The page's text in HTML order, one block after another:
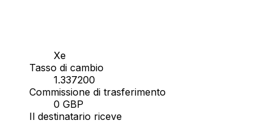
Xe
Tasso di cambio
1.337200
Commissione di trasferimento
0 GBP
Il destinatario riceve